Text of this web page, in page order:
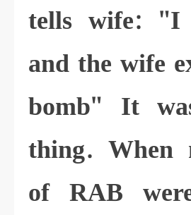
tells wife: "I
and the wife
bomb" It
thing. When
of RAB